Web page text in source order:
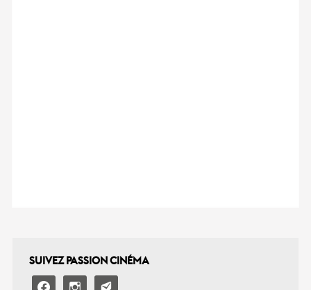
SUIVEZ PASSION CINÉMA
facebookinstagramemail-